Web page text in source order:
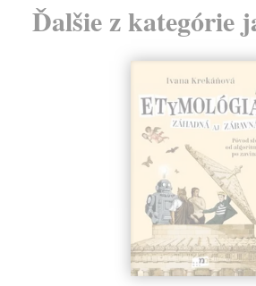
Ďalšie z kategórie